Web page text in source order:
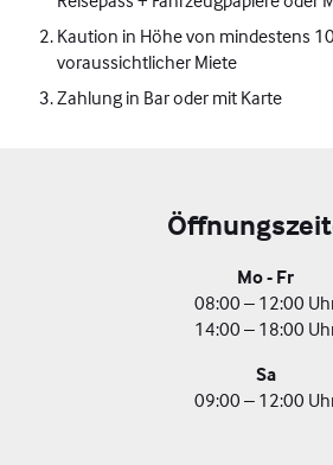
Kaution in Höhe von mindestens
voraussichtlicher Miete
Zahlung in Bar oder mit Karte
Mo - Fr
08:00 – 12:00
14:00 – 18:00
Sa
09:00 – 12:00